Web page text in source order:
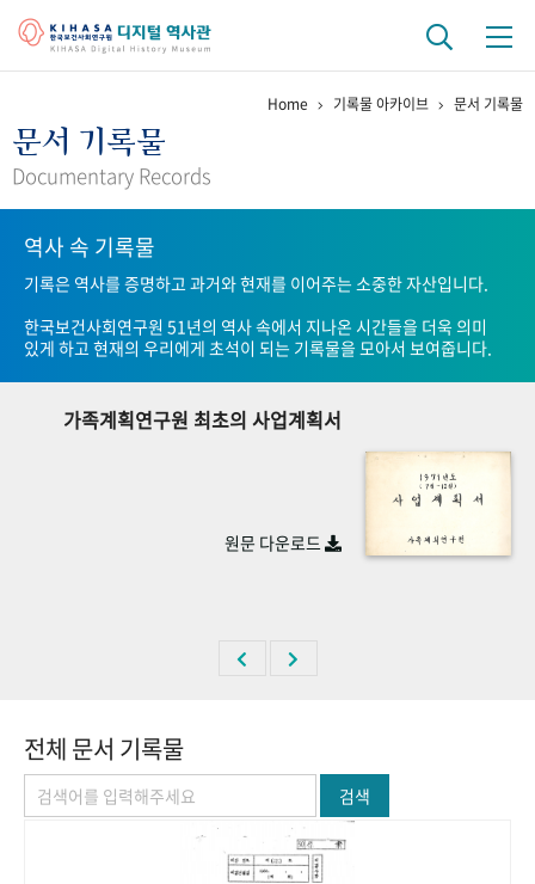
걸어온 길 기관 변천사
연구 역사
정책과 연구 키워드로 보는 연구 역사
연구자들
기록물 아카이브
사진 아카이브 문서 기록물 행정박물
숫자로 보는 50년 50+1주년 광장
Home 기록물 아카이브 문서 기록물
문서 기록물
Documentary Records
역사 속 기록물
기록은 역사를 증명하고 과거와 현재를 이어주는 소중한 자산입니다.
한국보건사회연구원 51년의 역사 속에서 지나온 시간들을 더욱 의미
있게 하고 현재의 우리에게 초석이 되는 기록물을 모아서 보여줍니다.
가족계획연구원 최초의 사업계획서
원문 다운로드
전체 문서 기록물
검색